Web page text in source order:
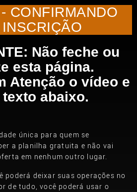
CONFIRMANDO
Não feche ou
esta página.
Atenção o vídeo e
abaixo.
única para quem se
a planilha gratuita e não vai
em nenhum outro lugar.
poderá deixar suas operações no
de tudo, você poderá usar o